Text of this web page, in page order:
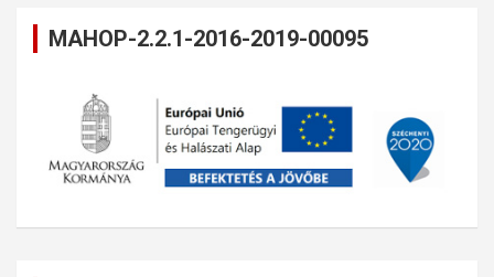
MAHOP-2.2.1-2016-2019-00095